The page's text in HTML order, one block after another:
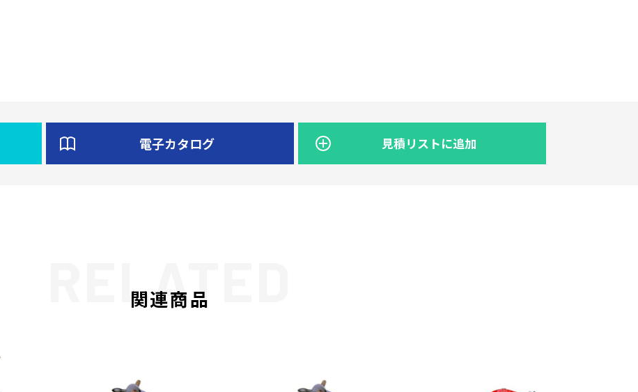
電子カタログ 見積リストに追加
関連商品